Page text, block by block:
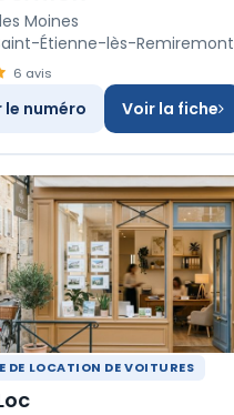
Moines
Étienne-lès-Remiremont
6 avis
le numéro Voir la fiche
DE LOCATION DE VOITURES